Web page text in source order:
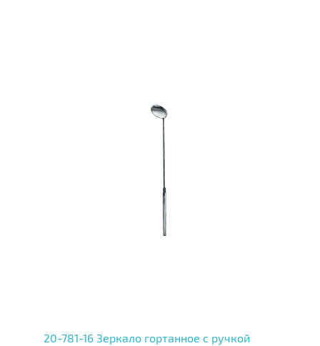
20-781-16 Зеркало гортанное с ручкой